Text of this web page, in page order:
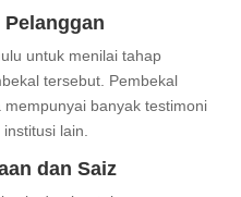
untuk menilai tahap
tersebut. Pembekal
banyak testimoni
lain.
dan Saiz